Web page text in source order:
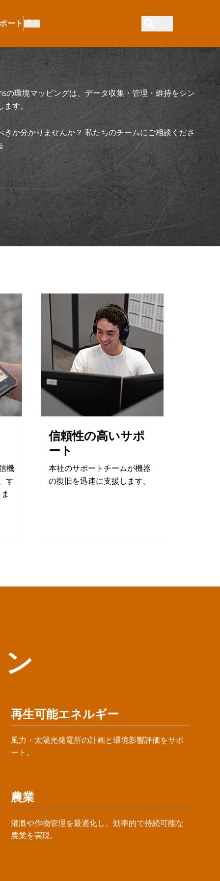
ート
環境マッピングは、データ収集・管理・維持をシン
す。
きか分かりませんか？ 私たちのチームにご相談くださ
機
す
信頼性の高いサポ
ート
本社のサポートチームが機器
の復旧を迅速に支援します。
再生可能エネルギー
風力・太陽光発電所の計画と環境影響評価をサポ
ート。
農業
灌漑や作物管理を最適化し、効率的で持続可能な
農業を実現。